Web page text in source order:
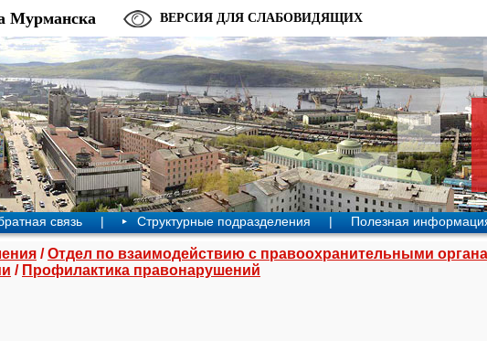
Мурманска ВЕРСИЯ ДЛЯ СЛАБОВИДЯЩИХ
связь | Структурные подразделения | Полезная
/Отдел по взаимодействию с правоохранительными
/ Профилактика правонарушений